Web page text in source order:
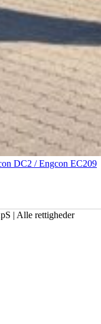
DC2 / Engcon EC209
| Alle rettigheder